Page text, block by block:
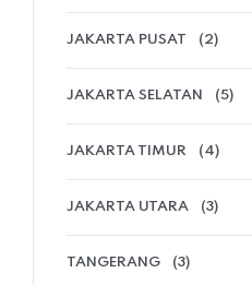
JAKARTA PUSAT (2)
JAKARTA SELATAN (5)
JAKARTA TIMUR (4)
JAKARTA UTARA (3)
TANGERANG (3)